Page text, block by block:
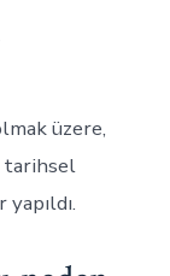
üzere,
tarihsel